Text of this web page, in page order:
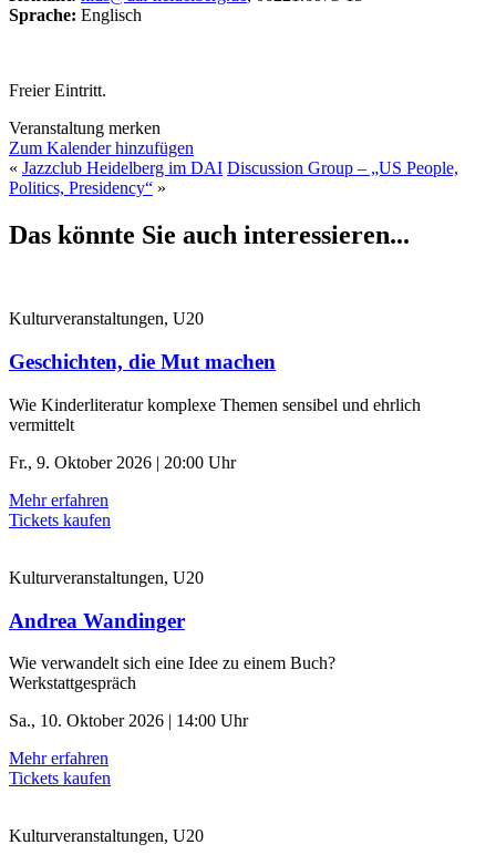
Sprache: Englisch
Freier Eintritt.
Veranstaltung merken
Zum Kalender hinzufügen
« Jazzclub Heidelberg im DAI Discussion Group – „US People,
Politics, Presidency“ »
Das könnte Sie auch interessieren...
Kulturveranstaltungen, U20
Geschichten, die Mut machen
Wie Kinderliteratur komplexe Themen sensibel und ehrlich
vermittelt
Fr., 9. Oktober 2026 | 20:00 Uhr
Mehr erfahren
Tickets kaufen
Kulturveranstaltungen, U20
Andrea Wandinger
Wie verwandelt sich eine Idee zu einem Buch?
Werkstattgespräch
Sa., 10. Oktober 2026 | 14:00 Uhr
Mehr erfahren
Tickets kaufen
Kulturveranstaltungen, U20